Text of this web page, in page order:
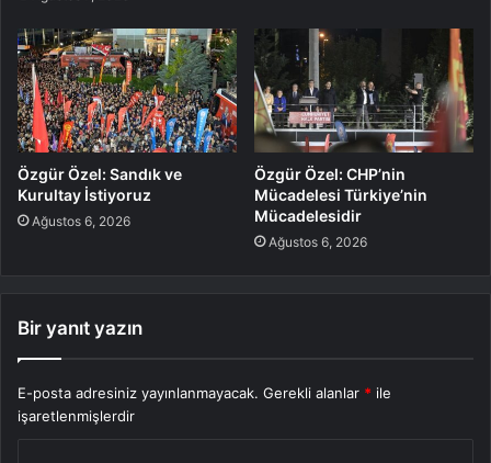
Özgür Özel: Sandık ve
Kurultay İstiyoruz
Ağustos 6, 2026
Özgür Özel: CHP’nin
Mücadelesi Türkiye’nin
Mücadelesidir
Ağustos 6, 2026
Bir yanıt yazın
E-posta adresiniz yayınlanmayacak. Gerekli alanlar * ile
işaretlenmişlerdir